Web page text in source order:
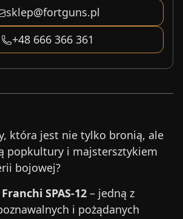
sklep@fortguns.pl
+48 666 366 361
która jest nie tylko bronią, ale
popkultury i majstersztykiem
bojowej?
Franchi SPAS-12 – jedną z
i pożądanych